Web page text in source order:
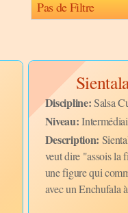
Discipline:Salsa
Niveau:
Description:
veut dire "assois la
une figure qui
avec un Enchufala